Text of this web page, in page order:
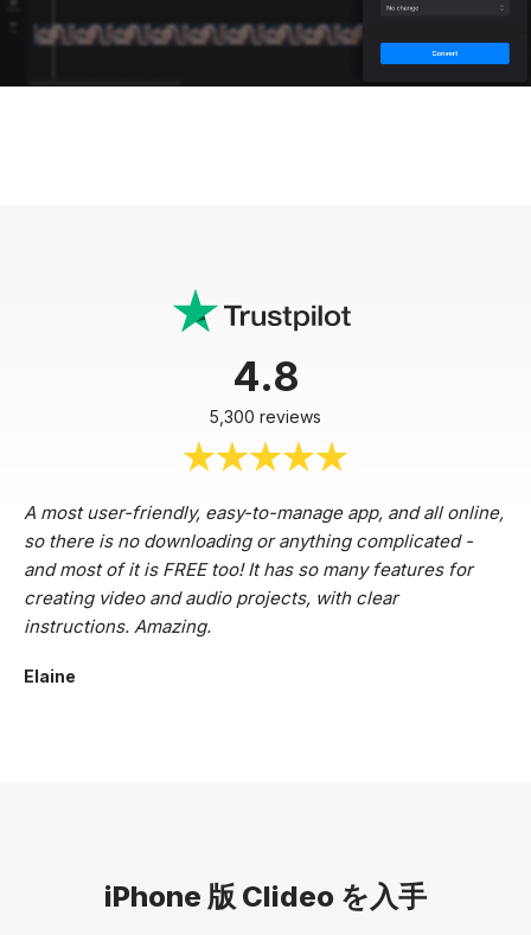
4.8
5,300 reviews
A most user-friendly, easy-to-manage app, and all online,
so there is no downloading or anything complicated -
and most of it is FREE too! It has so many features for
creating video and audio projects, with clear
instructions. Amazing.
Elaine
iPhone 版 Clideo を入手